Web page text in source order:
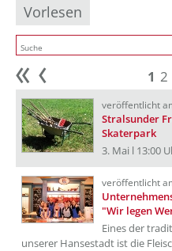
Vorlesen
Anfang 1 2
veröffentlicht
Stralsunder
Skaterpark
3. Mai l 13:00
veröffentlicht
"Wir legen
Eines der
unserer Hansestadt ist die